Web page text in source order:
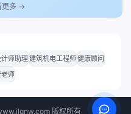
更多 →
师助理建筑机电工程师健康顾问
师
版权所有